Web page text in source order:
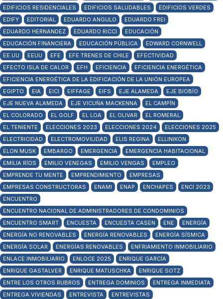
EDIFICIOS RESIDENCIALES
EDIFICIOS SALUDABLES
EDIFICIOS VERDES
EDIFY
EDITORIAL EDUARDO ANGULO
EDUARDO FREI
EDUARDO HERNANDEZ
EDUARDO RICCI
EDUCACIÓN
EDUCACIÓN FINANCIERA
EDUCACIÓN PÚBLICA
EDWARD CORNWELL
EE.UU
EEUU EFE EFE TRENES DE CHILE
EFECTIVIDAD
EFECTO ISLA DE CALOR
EFH EFICIENCIA
EFICIENCIA ENERGÉTICA
EFICIENCIA ENERGÉTICA DE LA EDIFICACIÓN DE LA UNIÓN EUROPEA
EGIPTO
EIA EICI EIFFAGE EIFS EJE ALAMEDA
EJE BIOBÍO
EJE NUEVA ALAMEDA
EJE VICUÑA MACKENNA
EL CAMPÍN
EL COLORADO
EL GOLF EL LOA EL OLIVAR
EL ROMERAL
EL TENIENTE
ELECCIONES 2023 ELECCIONES 2024
ELECCIONES 2025
ELECTRICIDAD
ELECTROMOVILIDAD ELIS REGINA
ELLINIKON
ELON MUSK
EMBARGO EMERGENCIA
EMERGENCIA HABITACIONAL
EMILIA RÍOS
EMILIO VENEGAS EMILIO VENGAS
EMPLEO
EMPRENDE TU MENTE
EMPRENDIMIENTO
EMPRESAS
EMPRESAS CONSTRUCTORAS
ENAMI ENAP ENCHAPES
ENCI 2023
ENCUENTRO
ENCUENTRO NACIONAL DE ADMINISTRADORES DE CONDOMINIOS
ENCUENTRO SMART
ENCUESTA ENCUESTA CASEN ENE
ENERGÍA
ENERGÍA NO RENOVABLES
ENERGÍA RENOVABLES
ENERGÍA SÍSMICA
ENERGÍA SOLAR
ENERGÍAS RENOVABLES
ENFRIAMIENTO INMOBILIARIO
ENLACE INMOBILIARIO
ENLOCE 2025
ENRIQUE GARCÍA
ENRIQUE GASTALVER
ENRIQUE MATUSCHKA
ENRIQUE SOTZ
ENTRE LOS OTROS RUBROS
ENTREGA DOMINIOS
ENTREGA INMEDIATA
ENTREGA VIVIENDAS
ENTREVISTA
ENTREVISTAS